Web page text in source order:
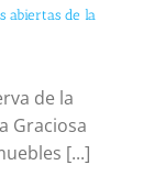
abiertas de la
de la
Graciosa
[...]